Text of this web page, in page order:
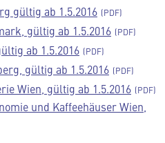
gültig ab 1.5.2016
gültig ab 1.5.2016
ab 1.5.2016
gültig ab 1.5.2016
Wien, gültig ab 1.5.2016
und Kaffeehäuser Wien,